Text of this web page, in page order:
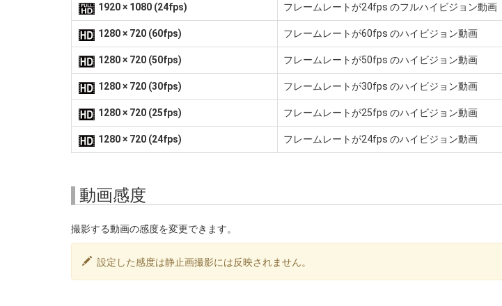
1920 × 1080 (24fps) フレームレートが24fps のフルハイビジョン動画
1280 × 720 (60fps) フレームレートが60fps のハイビジョン動画
1280 × 720 (50fps) フレームレートが50fps のハイビジョン動画
1280 × 720 (30fps) フレームレートが30fps のハイビジョン動画
1280 × 720 (25fps) フレームレートが25fps のハイビジョン動画
1280 × 720 (24fps) フレームレートが24fps のハイビジョン動画
動画感度
撮影する動画の感度を変更できます。
設定した感度は静止画撮影には反映されません。